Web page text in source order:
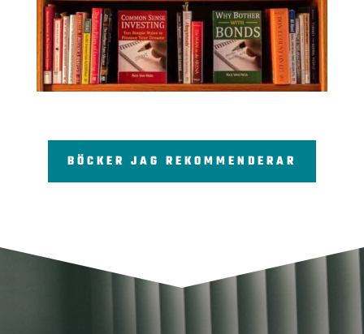
BÖCKER JAG REKOMMENDERAR